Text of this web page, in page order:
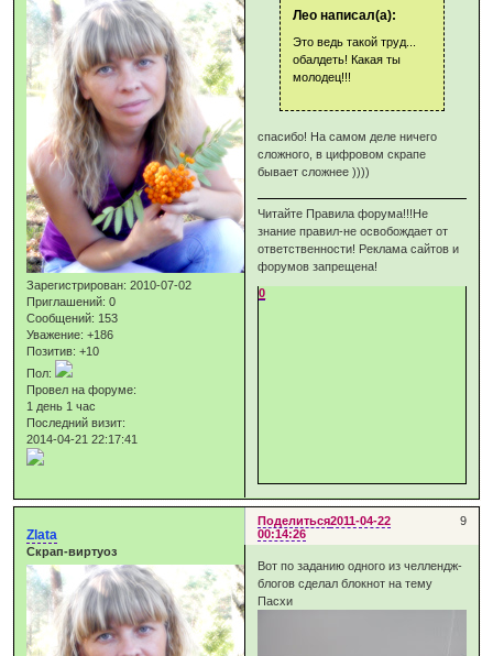
Зарегистрирован: 2010-07-02
Приглашений: 0
Сообщений: 153
Уважение: +186
Позитив: +10
Пол:
Провел на форуме:
1 день 1 час
Последний визит:
2014-04-21 22:17:41
Лео написал(а):
Это ведь такой труд...
обалдеть! Какая ты
молодец!!!
спасибо! На самом деле ничего
сложного, в цифровом скрапе
бывает сложнее ))))
Читайте Правила форума!!!Не
знание правил-не освобождает от
ответственности! Реклама сайтов и
форумов запрещена!
0
Поделиться 9
2011-04-22
00:14:26
Zlata
Скрап-виртуоз
Вот по заданию одного из челлендж-
блогов сделал блокнот на тему
Пасхи